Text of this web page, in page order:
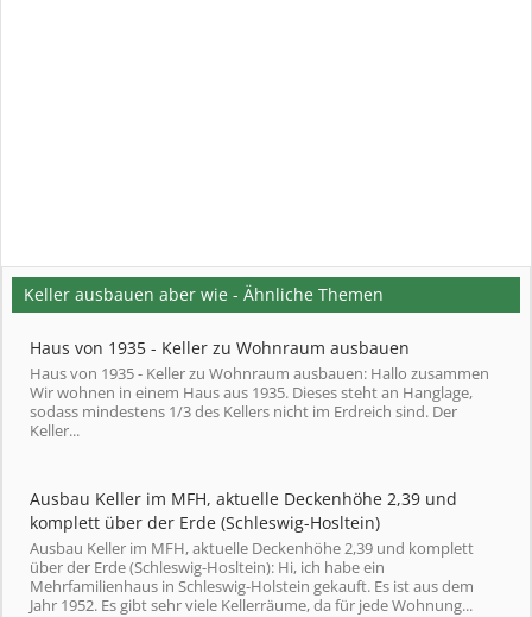
Keller ausbauen aber wie - Ähnliche Themen
Haus von 1935 - Keller zu Wohnraum ausbauen
Haus von 1935 - Keller zu Wohnraum ausbauen: Hallo zusammen
Wir wohnen in einem Haus aus 1935. Dieses steht an Hanglage,
sodass mindestens 1/3 des Kellers nicht im Erdreich sind. Der
Keller...
Ausbau Keller im MFH, aktuelle Deckenhöhe 2,39 und
komplett über der Erde (Schleswig-Hosltein)
Ausbau Keller im MFH, aktuelle Deckenhöhe 2,39 und komplett
über der Erde (Schleswig-Hosltein): Hi, ich habe ein
Mehrfamilienhaus in Schleswig-Holstein gekauft. Es ist aus dem
Jahr 1952. Es gibt sehr viele Kellerräume, da für jede Wohnung...